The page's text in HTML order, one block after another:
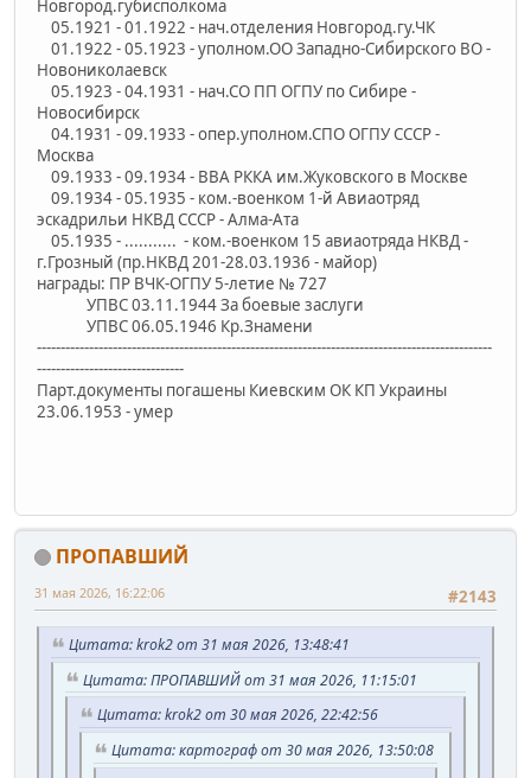
Новгород.губисполкома
05.1921 - 01.1922 - нач.отделения Новгород.гу.ЧК
01.1922 - 05.1923 - уполном.ОО Западно-Сибирского ВО -
Новониколаевск
05.1923 - 04.1931 - нач.СО ПП ОГПУ по Сибире -
Новосибирск
04.1931 - 09.1933 - опер.уполном.СПО ОГПУ СССР -
Москва
09.1933 - 09.1934 - ВВА РККА им.Жуковского в Москве
09.1934 - 05.1935 - ком.-военком 1-й Авиаотряд
эскадрильи НКВД СССР - Алма-Ата
05.1935 - ........... - ком.-военком 15 авиаотряда НКВД -
г.Грозный (пр.НКВД 201-28.03.1936 - майор)
награды: ПР ВЧК-ОГПУ 5-летие № 727
УПВС 03.11.1944 За боевые заслуги
УПВС 06.05.1946 Кр.Знамени
------------------------------------------------------------------------------------------------
-------------------------------
Парт.документы погашены Киевским ОК КП Украины
23.06.1953 - умер
ПРОПАВШИЙ
#2143
31 мая 2026, 16:22:06
Цитата: krok2 от 31 мая 2026, 13:48:41
Цитата: ПРОПАВШИЙ от 31 мая 2026, 11:15:01
Цитата: krok2 от 30 мая 2026, 22:42:56
Цитата: картограф от 30 мая 2026, 13:50:08